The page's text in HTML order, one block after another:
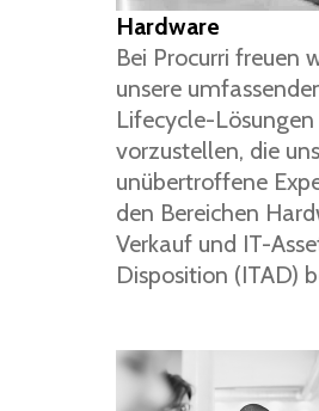
Hardware
Bei Procurri freuen
unsere
Lifecycle-Lösungen
vorzustellen, die
unübertroffene
den Bereichen
Verkauf und IT-
Disposition (ITAD)